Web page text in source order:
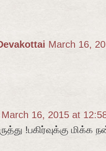
March 16,
March 16, 2015 at
!பகிர்வுக்கு மிக்க